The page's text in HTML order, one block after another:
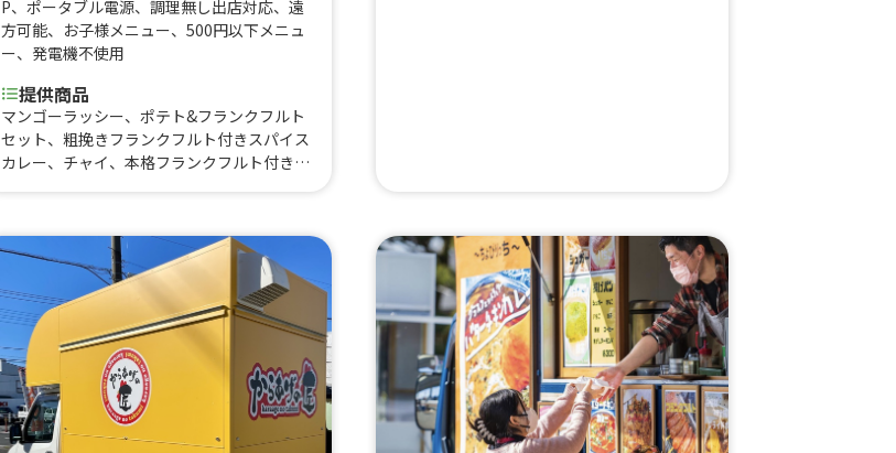
P、 ポータブル電源、 調理無し出店対応、 遠
方可能、 お子様メニュー、 500円以下メニュ
ー、 発電機不使用
提供商品
マンゴーラッシー、ポテト&フランクフルト
セット、粗挽きフランクフルト付きスパイス
カレー、チャイ、本格フランクフルト付きス
クセット、かき氷（シロップかけ放題）、焼
き芋、角ハイボール、皮付きポテトフライ、
りんご飴（国産）カット、外国瓶ビール、ヴ
ァンショー（ホットワイン）、タンドリーチ
キン、ロコモコ丼、ホットドッグ（粗挽きフ
ランク）、粗挽きフランクフルト、絶品タコ
ス、ホットチョコレート、レモネード（ホッ
トorアイス）、甘熟イチゴ削りかき氷、挽
きたてコーヒー、生グレープジュース🍊、石
焼き芋、季節のスパイスカレー